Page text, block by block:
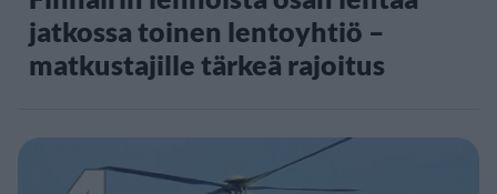
jatkossa toinen lentoyhtiö –
matkustajille tärkeä rajoitus